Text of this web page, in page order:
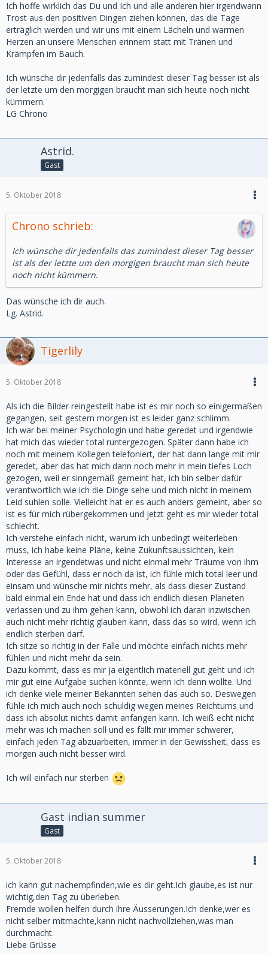
Ich hoffe wirklich das Du und Ich und alle anderen hier irgendwann
Trost aus den positiven Dingen ziehen können, das die Tage
erträglich werden und wir uns mit einem Lächeln und warmen
Herzen an unsere Menschen erinnern statt mit Tränen und
Krämpfen im Bauch.
Ich wünsche dir jedenfalls das zumindest dieser Tag besser ist als
der letzte um den morgigen braucht man sich heute noch nicht
kümmern.
LG Chrono
Astrid.
Gast
5. Oktober 2018
Chrono schrieb:
Ich wünsche dir jedenfalls das zumindest dieser Tag besser
ist als der letzte um den morgigen braucht man sich heute
noch nicht kümmern.
Das wünsche ich dir auch.
Lg. Astrid.
Tigerlily
5. Oktober 2018
Als ich die Bilder reingestellt habe ist es mir noch so einigermaßen
gegangen, seit gestern morgen ist es leider ganz schlimm.
Ich war bei meiner Psychologin und habe geredet und irgendwie
hat mich das wieder total runtergezogen. Später dann habe ich
noch mit meinem Kollegen telefoniert, der hat dann lange mit mir
geredet, aber das hat mich dann noch mehr in mein tiefes Loch
gezogen, weil er sinngemäß gemeint hat, ich bin selber dafür
verantwortlich wie ich die Dinge sehe und mich nicht in meinem
Leid suhlen solle. Vielleicht hat er es auch anders gemeint, aber so
ist es für mich rübergekommen und jetzt geht es mir wieder total
schlecht.
Ich verstehe einfach nicht, warum ich unbedingt weiterleben
muss, ich habe keine Pläne, keine Zukunftsaussichten, kein
Interesse an irgendetwas und nicht einmal mehr Träume von ihm
oder das Gefühl, dass er noch da ist, ich fühle mich total leer und
einsam und wünsche mir nichts mehr, als dass dieser Zustand
bald einmal ein Ende hat und dass ich endlich diesen Planeten
verlassen und zu ihm gehen kann, obwohl ich daran inzwischen
auch nicht mehr richtig glauben kann, dass das so wird, wenn ich
endlich sterben darf.
Ich sitze so richtig in der Falle und möchte einfach nichts mehr
fühlen und nicht mehr da sein.
Dazu kommt, dass es mir ja eigentlich materiell gut geht und ich
mir gut eine Aufgabe suchen könnte, wenn ich denn wollte. Und
ich denke viele meiner Bekannten sehen das auch so. Deswegen
fühle ich mich auch noch schuldig wegen meines Reichtums und
dass ich absolut nichts damit anfangen kann. Ich weiß echt nicht
mehr was ich machen soll und es fällt mir immer schwerer,
einfach jeden Tag abzuarbeiten, immer in der Gewissheit, dass es
morgen auch nicht besser wird.
Ich will einfach nur sterben
Gast indian summer
Gast
5. Oktober 2018
ich kann gut nachempfinden,wie es dir geht.Ich glaube,es ist nur
wichtig,den Tag zu überleben.
Fremde wollen helfen durch ihre Äusserungen.Ich denke,wer es
nicht selber mitmachte,kann nicht nachvollziehen,was man
durchmacht.
Liebe Grüsse